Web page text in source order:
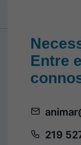
Entre
219